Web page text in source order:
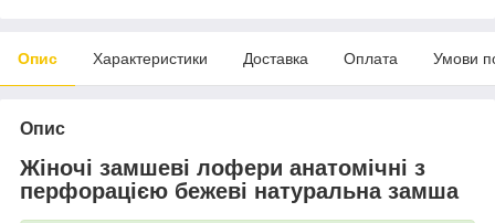
Опис Характеристики Доставка Оплата Умови
Опис
Жіночі замшеві лофери анатомічні з
перфорацією бежеві натуральна замша